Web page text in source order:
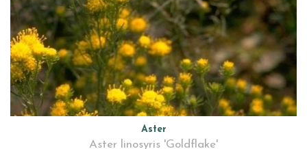
Aster
Aster linosyris 'Goldflake'